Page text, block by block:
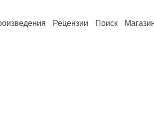
Рецензии Поиск